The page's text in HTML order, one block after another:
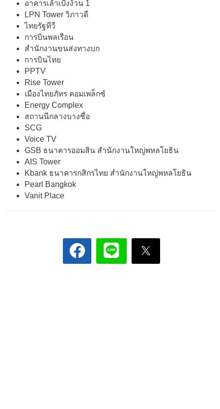
อาคารเล้าเป้งง้วน 1
LPN Tower วิภาวดี
ไทยรัฐทีวี
การบินพลเรือน
สำนักงานขนส่งทางบก
การบินไทย
PPTV
Rise Tower
เมืองไทยภัทร คอมเพล็กซ์
Energy Complex
สถานนีกลางบางซื่อ
SCG
Voice TV
GSB ธนาคารออมสิน สำนักงานใหญ่พหลโยธิน
AIS Tower
Kbank ธนาคารกสิกรไทย สำนักงานใหญ่พหลโยธิน
Pearl Bangkok
Vanit Place